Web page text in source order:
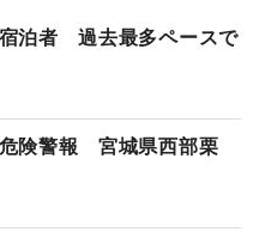
泊者 過去最多ペースで
険警報 宮城県西部栗